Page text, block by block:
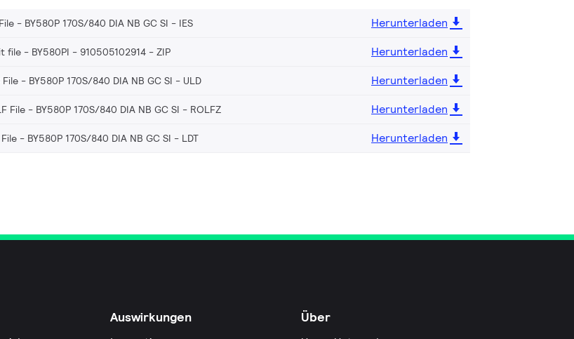
- BY580P 170S/840 DIA NB GC SI IES
Herunterladen
file - BY580PI - 910505102914 ZIP
Herunterladen
File - BY580P 170S/840 DIA NB GC SI ULD
Herunterladen
File - BY580P 170S/840 DIA NB GC SI ROLFZ
Herunterladen
File - BY580P 170S/840 DIA NB GC SI LDT Herunterladen
Auswirkungen Über